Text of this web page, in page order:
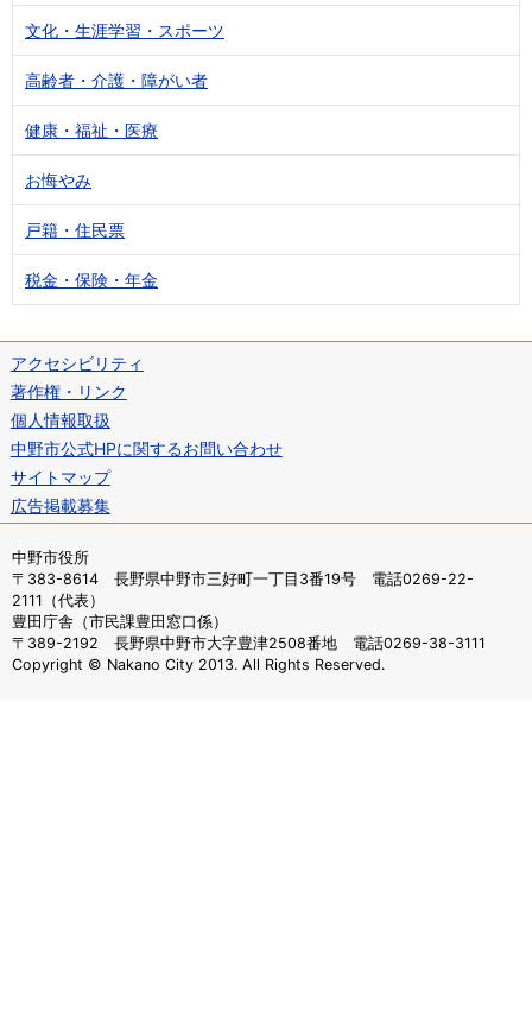
文化・生涯学習・スポーツ
高齢者・介護・障がい者
健康・福祉・医療
お悔やみ
戸籍・住民票
税金・保険・年金
アクセシビリティ
著作権・リンク
個人情報取扱
中野市公式HPに関するお問い合わせ
サイトマップ
広告掲載募集
中野市役所
〒383-8614 長野県中野市三好町一丁目3番19号 電話0269-22-
2111（代表）
豊田庁舎（市民課豊田窓口係）
〒389-2192 長野県中野市大字豊津2508番地 電話0269-38-3111
Copyright © Nakano City 2013. All Rights Reserved.